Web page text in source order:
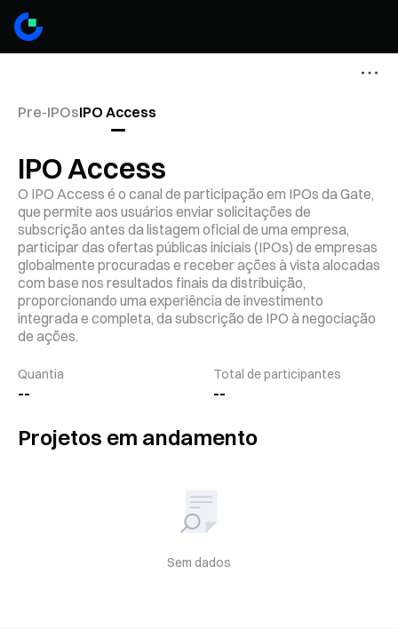
Pre-IPOsIPO Access
IPO Access
O IPO Access é o canal de participação em IPOs da Gate,
que permite aos usuários enviar solicitações de
subscrição antes da listagem oficial de uma empresa,
participar das ofertas públicas iniciais (IPOs) de empresas
globalmente procuradas e receber ações à vista alocadas
com base nos resultados finais da distribuição,
proporcionando uma experiência de investimento
integrada e completa, da subscrição de IPO à negociação
de ações.
Quantia
--
Total de participantes
--
Projetos em andamento
Sem dados